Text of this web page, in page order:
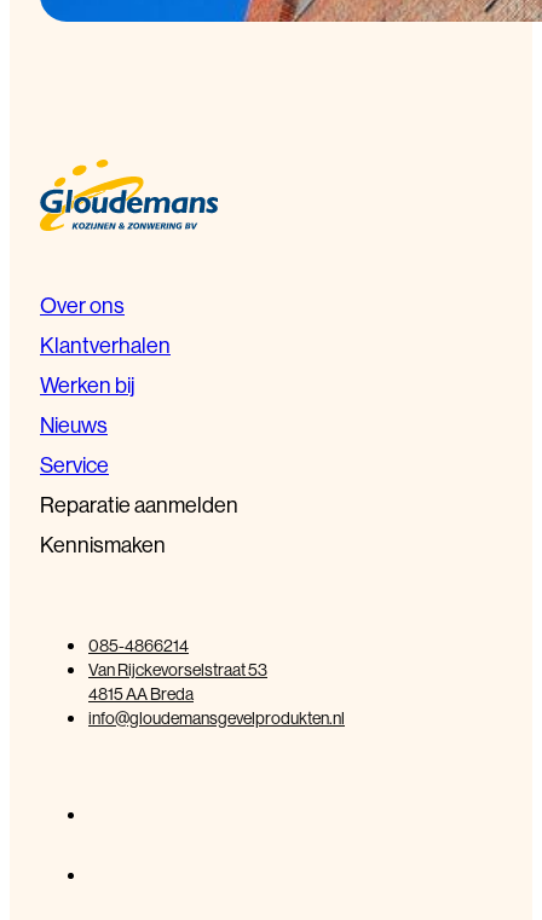
Over ons
Klantverhalen
Werken bij
Nieuws
Service
Reparatie aanmelden
Kennismaken
085-4866214
Van Rijckevorselstraat 53
4815 AA Breda
info@gloudemansgevelprodukten.nl